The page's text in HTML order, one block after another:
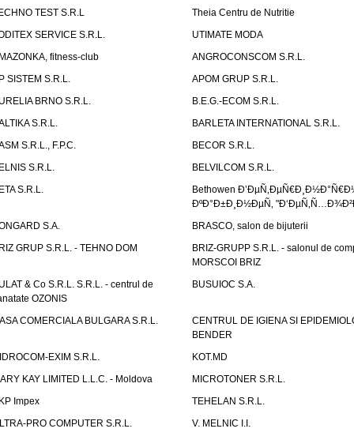
TEST S.R.L
Theia Centru de Nutritie
SERVICE S.R.L.
UTIMATE MODA
fitness-club
ANGROCONSCOM S.R.L.
SISTEM S.R.L.
APOM GRUP S.R.L.
BRNO S.R.L.
B.E.G.-ECOM S.R.L.
S.R.L.
BARLETA INTERNATIONAL S.R.L.
S.R.L., F.P.C.
BECOR S.R.L.
S.R.L.
BELVILCOM S.R.L.
S.R.L.
Bethowen
ÐºÐ°Ð±Ð¸Ð½ÐµÑ‚
S.A.
BRASCO, salon de bijuterii
GRUP S.R.L. - TEHNO DOM
BRIZ-GRUPP S.R.L. - salonul de
MORSCOI BRIZ
& Co S.R.L. S.R.L. - centrul de
OZONIS
BUSUIOC S.A.
COMERCIALA BULGARA S.R.L.
CENTRUL DE IGIENA SI
BENDER
EXIM S.R.L.
KOT.MD
KAY LIMITED L.L.C. - Moldova
MICROTONER S.R.L.
Impex
TEHELAN S.R.L.
PRO COMPUTER S.R.L.
V. MELNIC I.I.